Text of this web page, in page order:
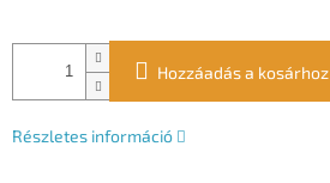
Hozzáadás a kosárhoz
Részletes információ